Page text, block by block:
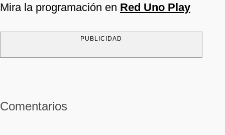
Mira la programación en Red Uno Play
PUBLICIDAD
Comentarios